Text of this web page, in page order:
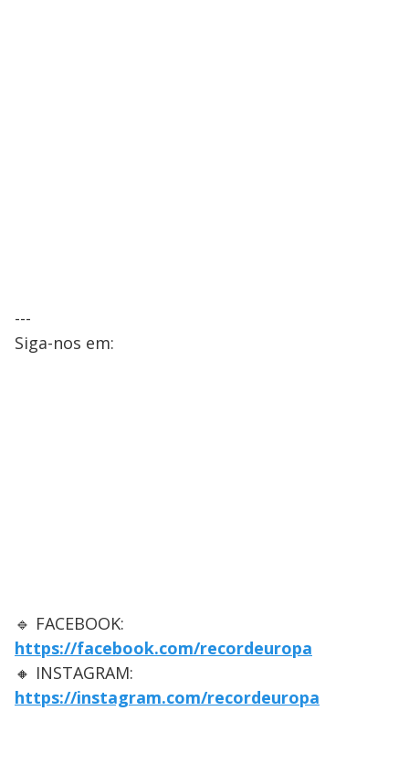
---
Siga-nos em:
🔹 FACEBOOK:
https://facebook.com/recordeuropa
🔸 INSTAGRAM:
https://instagram.com/recordeuropa